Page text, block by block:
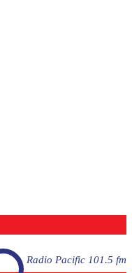
Radio Pacific 101.5 fm